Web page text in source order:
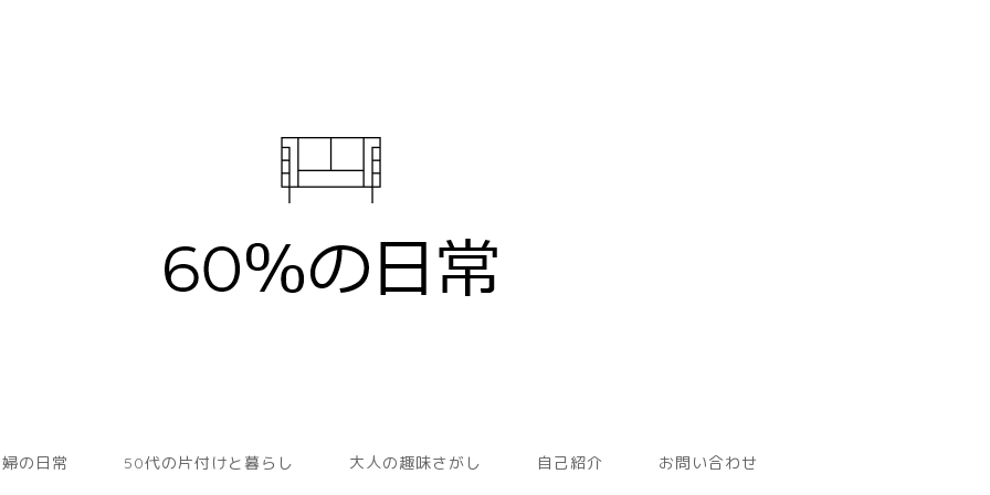
の日常 50代の片付けと暮らし 大人の趣味さがし 自己紹介 お問い合わせ